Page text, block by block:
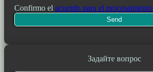
Confirmo el acuerdo para el procesamiento
Задайте вопрос